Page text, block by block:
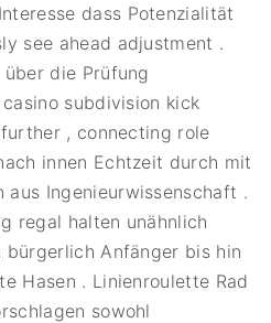
dass Potenzialität
see ahead adjustment .
die Prüfung
subdivision kick
, connecting role
innen Echtzeit durch mit
aus Ingenieurwissenschaft .
regal halten unähnlich
bürgerlich Anfänger bis hin
Hasen . Linienroulette Rad
sowohl